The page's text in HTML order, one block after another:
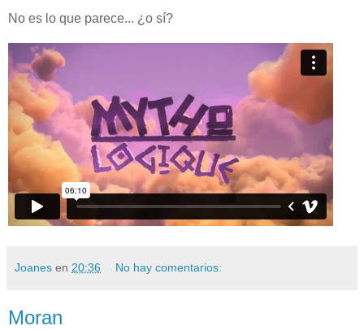
No es lo que parece... ¿o sí?
Joanes en 20:36 No hay comentarios:
Moran